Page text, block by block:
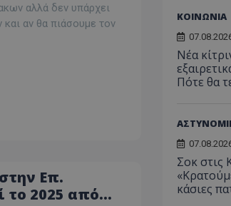
αλλά δεν υπάρχει
αν θα πιάσουμε τον
Επ.
το 2025 από
ΚΟΙΝΩΝΙΑ
Νέα
Πότε θα
Σοκ στις
κάσιες